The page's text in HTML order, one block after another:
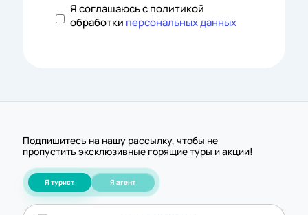
Я соглашаюсь с политикой
обработки персональных данных
Подпишитесь на нашу рассылку, чтобы не
пропустить эксклюзивные горящие туры и акции!
Я турист Я агент